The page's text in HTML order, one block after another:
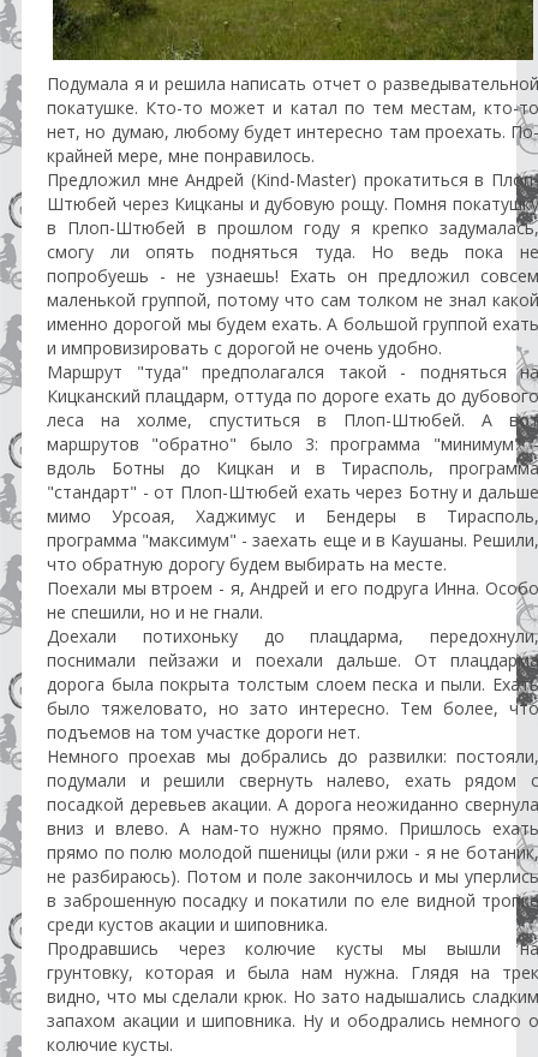
Подумала я и решила написать отчет о разведывательной
покатушке. Кто-то может и катал по тем местам, кто-то
нет, но думаю, любому будет интересно там проехать. По-
крайней мере, мне понравилось.
Предложил мне Андрей (Kind-Master) прокатиться в Плоп-
Штюбей через Кицканы и дубовую рощу. Помня покатушку
в Плоп-Штюбей в прошлом году я крепко задумалась,
смогу ли опять подняться туда. Но ведь пока не
попробуешь - не узнаешь! Ехать он предложил совсем
маленькой группой, потому что сам толком не знал какой
именно дорогой мы будем ехать. А большой группой ехать
и импровизировать с дорогой не очень удобно.
Маршрут "туда" предполагался такой - подняться на
Кицканский плацдарм, оттуда по дороге ехать до дубового
леса на холме, спуститься в Плоп-Штюбей. А вот
маршрутов "обратно" было 3: программа "минимум" -
вдоль Ботны до Кицкан и в Тирасполь, программа
"стандарт" - от Плоп-Штюбей ехать через Ботну и дальше
мимо Урсоая, Хаджимус и Бендеры в Тирасполь,
программа "максимум" - заехать еще и в Каушаны. Решили,
что обратную дорогу будем выбирать на месте.
Поехали мы втроем - я, Андрей и его подруга Инна. Особо
не спешили, но и не гнали.
Доехали потихоньку до плацдарма, передохнули,
поснимали пейзажи и поехали дальше. От плацдарма
дорога была покрыта толстым слоем песка и пыли. Ехать
было тяжеловато, но зато интересно. Тем более, что
подъемов на том участке дороги нет.
Немного проехав мы добрались до развилки: постояли,
подумали и решили свернуть налево, ехать рядом с
посадкой деревьев акации. А дорога неожиданно свернула
вниз и влево. А нам-то нужно прямо. Пришлось ехать
прямо по полю молодой пшеницы (или ржи - я не ботаник,
не разбираюсь). Потом и поле закончилось и мы уперлись
в заброшенную посадку и покатили по еле видной тропке
среди кустов акации и шиповника.
Продравшись через колючие кусты мы вышли на
грунтовку, которая и была нам нужна. Глядя на трек
видно, что мы сделали крюк. Но зато надышались сладким
запахом акации и шиповника. Ну и ободрались немного о
колючие кусты.